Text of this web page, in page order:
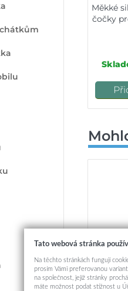
Měkké
čočky
Tato webová stránka
Na těchto stránkách fungují
prosím Vámi preferovanou
na společnost, jejíž stránky
máte možnost podat stížnost u